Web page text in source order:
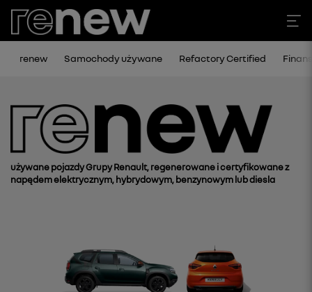
renew Samochody używane Refactory Certified
używane pojazdy Grupy Renault, regenerowane i certyfikowane z
napędem elektrycznym, hybrydowym, benzynowym lub diesla